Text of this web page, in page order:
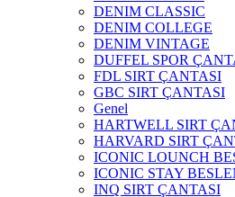
DENIM CLASSIC
DENIM COLLEGE
DENIM VINTAGE
DUFFEL SPOR
FDL SIRT ÇANTASI
GBC SIRT ÇANTASI
Genel
HARTWELL SIRT
HARVARD SIRT
ICONIC LOUNCH
ICONIC STAY
INQ SIRT ÇANTASI